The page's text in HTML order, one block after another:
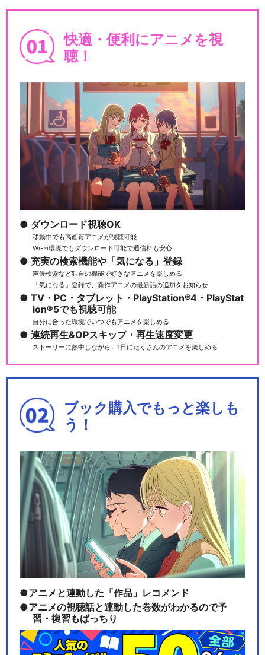
快適・便利にアニメを視
聴！
ダウンロード視聴OK
移動中でも高画質アニメが視聴可能
Wi-Fi環境でもダウンロード可能で通信料も安心
充実の検索機能や「気になる」登録
声優検索など独自の機能で好きなアニメを楽しめる
「気になる」登録で、新作アニメの最新話の追加をお知らせ
TV・PC・タブレット・PlayStation®4・PlayStat
ion®5でも視聴可能
自分に合った環境でいつでもアニメを楽しめる
連続再生&OPスキップ・再生速度変更
ストーリーに熱中しながら、1日にたくさんのアニメを楽しめる
ブック購入でもっと楽しも
う！
アニメと連動した「作品」レコメンド
アニメの視聴話と連動した巻数がわかるので予
習・復習もばっちり